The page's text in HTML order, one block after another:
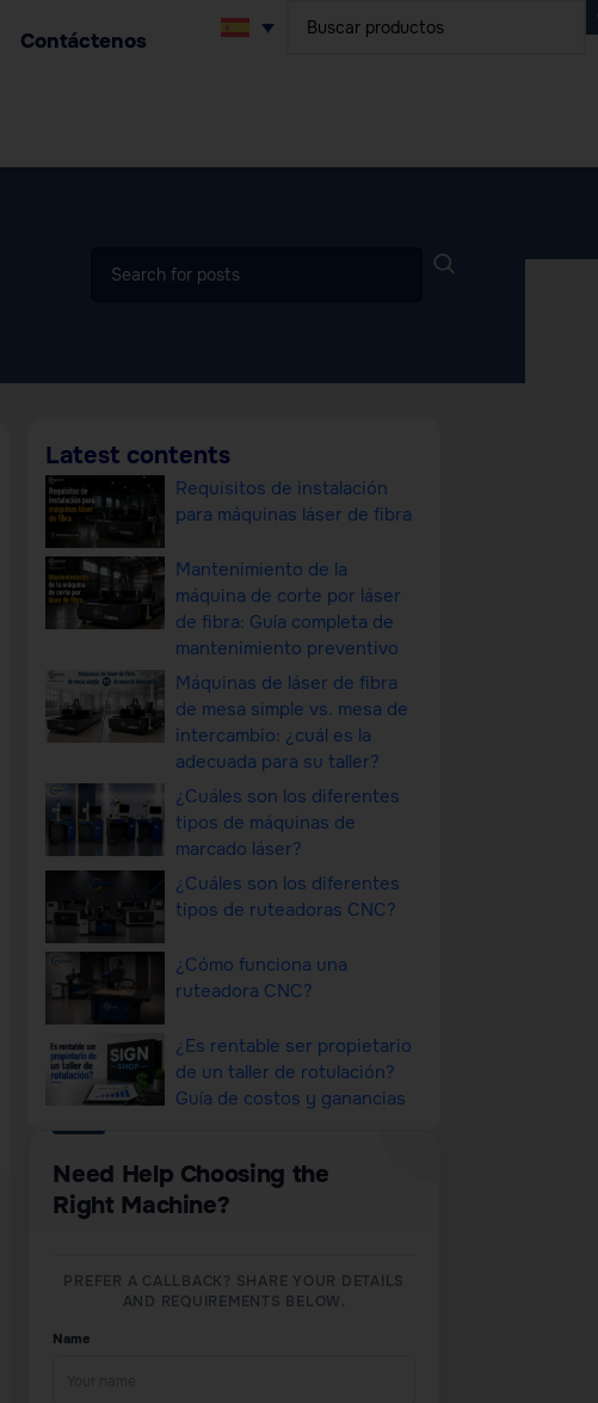
Contáctenos
Latest contents
Requisitos de instalación
para máquinas láser de fibra
Mantenimiento de la
máquina de corte por láser
de fibra: Guía completa de
mantenimiento preventivo
Máquinas de láser de fibra
de mesa simple vs. mesa de
intercambio: ¿cuál es la
adecuada para su taller?
¿Cuáles son los diferentes
tipos de máquinas de
marcado láser?
¿Cuáles son los diferentes
tipos de ruteadoras CNC?
¿Cómo funciona una
ruteadora CNC?
¿Es rentable ser propietario
de un taller de rotulación?
Guía de costos y ganancias
Need Help Choosing the
Right Machine?
PREFER A CALLBACK? SHARE YOUR DETAILS
AND REQUIREMENTS BELOW.
Name